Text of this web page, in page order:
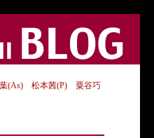
(As) 松本茜(P) 粟谷巧